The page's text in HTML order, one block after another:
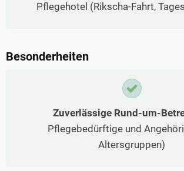
Pflegehotel (Rikscha-Fahrt,
Besonderheiten
Zuverlässige Rund-um-
Pflegebedürftige und
Altersgruppen)